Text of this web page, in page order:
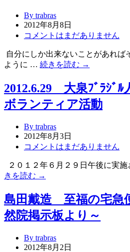
By trabras
2012年8月8日
コメントはまだありません
自分にしか出来ないことがあれば
ように … 続きを読む →
2012.6.29 大泉ﾌﾞﾗｼﾞﾙ
ボランティア活動
By trabras
2012年8月3日
コメントはまだありません
２０１２年６月２９日午後に実
きを読む →
島田戴造 至福の宅急
然院掲示板より～
By trabras
2012年8月2日